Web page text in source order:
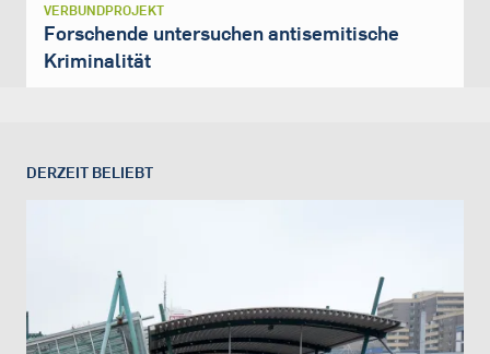
VERBUNDPROJEKT
Forschende untersuchen antisemitische
Kriminalität
DERZEIT BELIEBT